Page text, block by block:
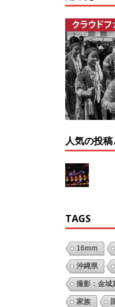
人気の投
TAGS
16mm
沖縄県
撮影：金城
家族